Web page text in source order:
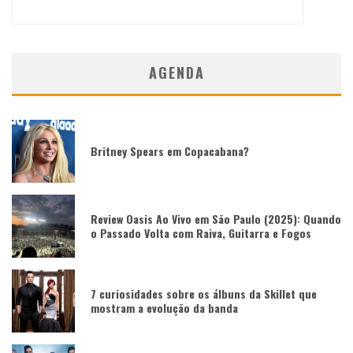
AGENDA
Britney Spears em Copacabana?
Review Oasis Ao Vivo em São Paulo (2025): Quando
o Passado Volta com Raiva, Guitarra e Fogos
7 curiosidades sobre os álbuns da Skillet que
mostram a evolução da banda